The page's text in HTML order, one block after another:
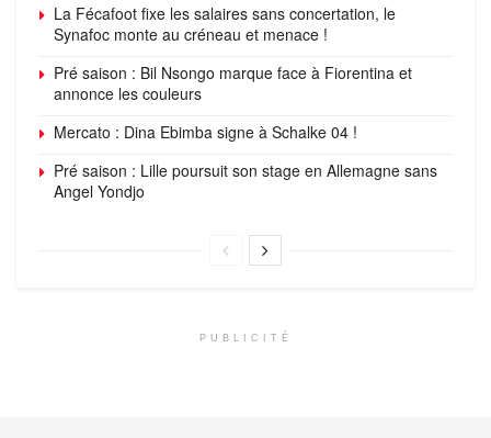
La Fécafoot fixe les salaires sans concertation, le
Synafoc monte au créneau et menace !
Pré saison : Bil Nsongo marque face à Fiorentina et
annonce les couleurs
Mercato : Dina Ebimba signe à Schalke 04 !
Pré saison : Lille poursuit son stage en Allemagne sans
Angel Yondjo
PUBLICITÉ